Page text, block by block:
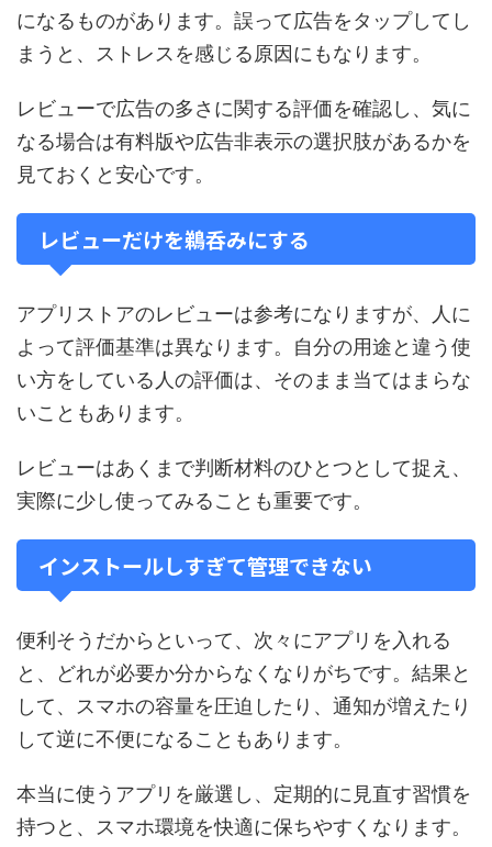
になるものがあります。誤って広告をタップしてし
まうと、ストレスを感じる原因にもなります。
レビューで広告の多さに関する評価を確認し、気に
なる場合は有料版や広告非表示の選択肢があるかを
見ておくと安心です。
レビューだけを鵜呑みにする
アプリストアのレビューは参考になりますが、人に
よって評価基準は異なります。自分の用途と違う使
い方をしている人の評価は、そのまま当てはまらな
いこともあります。
レビューはあくまで判断材料のひとつとして捉え、
実際に少し使ってみることも重要です。
インストールしすぎて管理できない
便利そうだからといって、次々にアプリを入れる
と、どれが必要か分からなくなりがちです。結果と
して、スマホの容量を圧迫したり、通知が増えたり
して逆に不便になることもあります。
本当に使うアプリを厳選し、定期的に見直す習慣を
持つと、スマホ環境を快適に保ちやすくなります。